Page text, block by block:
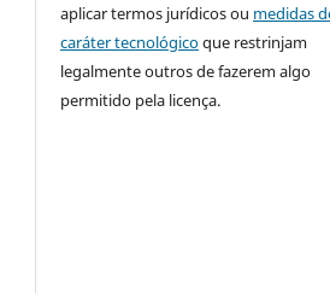
aplicar termos jurídicos ou medidas
caráter tecnológicoque restrinjam
legalmente outros de fazerem algo
permitido pela licença.